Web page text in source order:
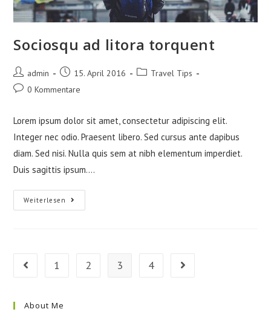
Sociosqu ad litora torquent
Beitrags-
Autor:
admin
Beitrag
veröffentlicht:
15. April 2016
Beitrags-
Travel Tips
Beitrags-
0 Kommentare
Lorem ipsum dolor sit amet, consectetur adipiscing elit.
Integer nec odio. Praesent libero. Sed cursus ante dapibus
diam. Sed nisi. Nulla quis sem at nibh elementum imperdiet.
Duis sagittis ipsum.…
Weiterlesen Sociosqu
Ad
Gehe zur vorherigen Seite
1 2 3 4 Gehe zur nächsten Seite
About Me